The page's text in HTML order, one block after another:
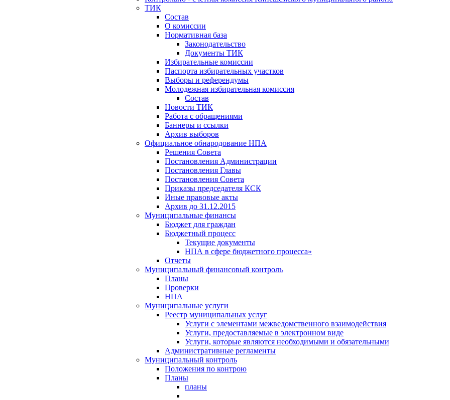
ТИК
Состав
О комиссии
Нормативная база
Законодательство
Документы ТИК
Избирательные комиссии
Паспорта избирательных участков
Выборы и референдумы
Молодежная избирательная комиссия
Состав
Новости ТИК
Работа с обращениями
Баннеры и ссылки
Архив выборов
Официальное обнародование НПА
Решения Совета
Постановления Администрации
Постановления Главы
Постановления Совета
Приказы председателя КСК
Иные правовые акты
Архив до 31.12.2015
Муниципальные финансы
Бюджет для граждан
Бюджетный процесс
Текущие документы
НПА в сфере бюджетного процесса»
Отчеты
Муниципальный финансовый контроль
Планы
Проверки
НПА
Муниципальные услуги
Реестр муниципальных услуг
Услуги с элементами межведомственного взаимодействия
Услуги, предоставляемые в электронном виде
Услуги, которые являются необходимыми и обязательными
Административные регламенты
Муниципальный контроль
Положения по контрою
Планы
планы